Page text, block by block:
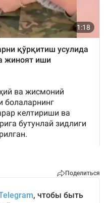
Поделиться
, чтобы быть